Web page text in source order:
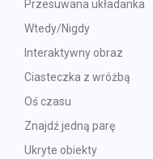
Przesuwana układanka
Wtedy/Nigdy
Interaktywny obraz
Ciasteczka z wróżbą
Oś czasu
Znajdź jedną parę
Ukryte obiekty